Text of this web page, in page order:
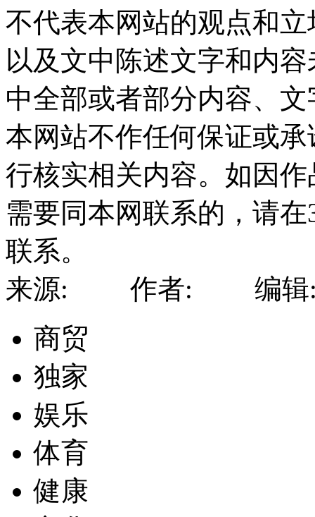
不代表本网站的观点和
以及文中陈述文字和内
中全部或者部分内容、
本网站不作任何保证或
行核实相关内容。如因
需要同本网联系的，请
联系。
来源: 作者: 编辑:
商贸
独家
娱乐
体育
健康